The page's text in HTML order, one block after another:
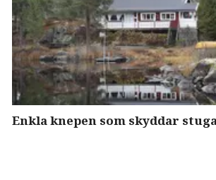
Enkla knepen som skyddar